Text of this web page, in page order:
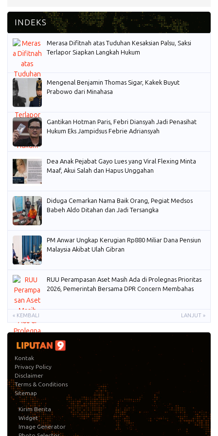
Merasa Difitnah atas Tuduhan Kesaksian Palsu, Saksi
Terlapor Siapkan Langkah Hukum
Mengenal Benjamin Thomas Sigar, Kakek Buyut
Prabowo dari Minahasa
Gantikan Hotman Paris, Febri Diansyah Jadi Penasihat
Hukum Eks Jampidsus Febrie Adriansyah
Dea Anak Pejabat Gayo Lues yang Viral Flexing Minta
Maaf, Akui Salah dan Hapus Unggahan
Diduga Cemarkan Nama Baik Orang, Pegiat Medsos
Babeh Aldo Ditahan dan Jadi Tersangka
PM Anwar Ungkap Kerugian Rp880 Miliar Dana Pensiun
Malaysia Akibat Ulah Gibran
RUU Perampasan Aset Masih Ada di Prolegnas Prioritas
2026, Pemerintah Bersama DPR Concern Membahas
« KEMBALI LANJUT »
Kontak
Privacy Policy
Disclaimer
Terms & Conditions
Sitemap
Kirim Berita
Widget
Image Generator